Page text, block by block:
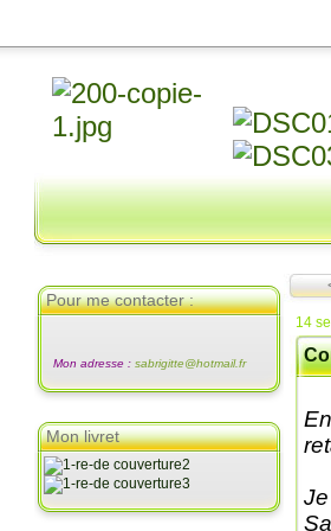
Pour me contacter :
Mon adresse : sabrigitte@hotmail.fr
Mon livret
14